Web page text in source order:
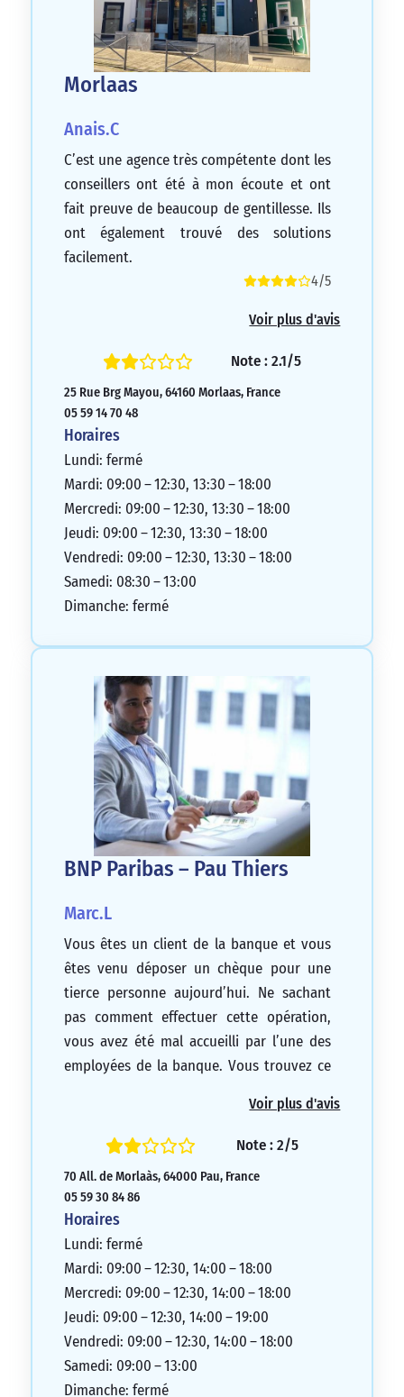
Morlaas
Anais.C
C’est une agence très compétente dont les
conseillers ont été à mon écoute et ont
fait preuve de beaucoup de gentillesse. Ils
ont également trouvé des solutions
facilement.
4/5
Voir plus d'avis
Note : 2.1/5
25 Rue Brg Mayou, 64160 Morlaas, France
05 59 14 70 48
Horaires
Lundi: fermé
Mardi: 09:00 – 12:30, 13:30 – 18:00
Mercredi: 09:00 – 12:30, 13:30 – 18:00
Jeudi: 09:00 – 12:30, 13:30 – 18:00
Vendredi: 09:00 – 12:30, 13:30 – 18:00
Samedi: 08:30 – 13:00
Dimanche: fermé
BNP Paribas – Pau Thiers
Marc.L
Vous êtes un client de la banque et vous
êtes venu déposer un chèque pour une
tierce personne aujourd’hui. Ne sachant
pas comment effectuer cette opération,
vous avez été mal accueilli par l’une des
employées de la banque. Vous trouvez ce
1/5
Voir plus d'avis
Note : 2/5
70 All. de Morlaàs, 64000 Pau, France
05 59 30 84 86
Horaires
Lundi: fermé
Mardi: 09:00 – 12:30, 14:00 – 18:00
Mercredi: 09:00 – 12:30, 14:00 – 18:00
Jeudi: 09:00 – 12:30, 14:00 – 19:00
Vendredi: 09:00 – 12:30, 14:00 – 18:00
Samedi: 09:00 – 13:00
Dimanche: fermé